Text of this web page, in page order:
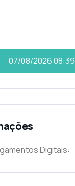
07/08/202608:39
Digitais: